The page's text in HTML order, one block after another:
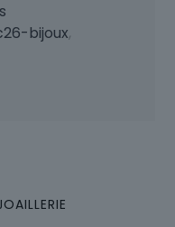
bijoux,